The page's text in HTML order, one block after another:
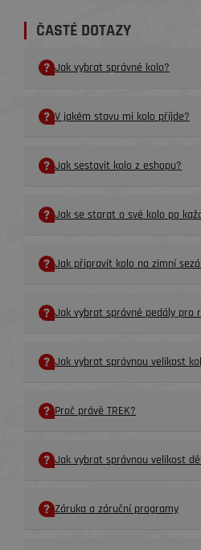
ČASTÉ DOTAZY
Jak vybrat správné kolo?
V jakém stavu mi kolo příjde?
Jak sestavit kolo z eshopu?
Jak se starat o své kolo po
Jak připravit kolo na zimní
Jak vybrat správné pedály pro
Jak vybrat správnou velikost
Proč právě TREK?
Jak vybrat správnou velikost
Záruka a záruční programy